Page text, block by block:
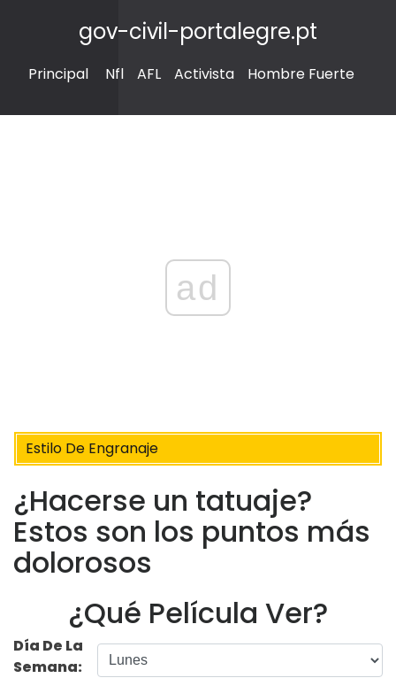
gov-civil-portalegre.pt
Principal Nfl AFL Activista Hombre Fuerte
ad
Estilo De Engranaje
¿Hacerse un tatuaje?
Estos son los puntos más
dolorosos
¿Qué Película Ver?
Día De La
Semana: